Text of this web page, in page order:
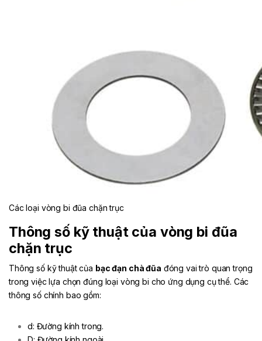
Các loại vòng bi đũa chặn trục
Thông số kỹ thuật của vòng bi đũa
chặn trục
Thông số kỹ thuật của bạc đạn chà đũa đóng vai trò quan trọng
trong việc lựa chọn đúng loại vòng bi cho ứng dụng cụ thể. Các
thông số chính bao gồm:
d: Đường kính trong.